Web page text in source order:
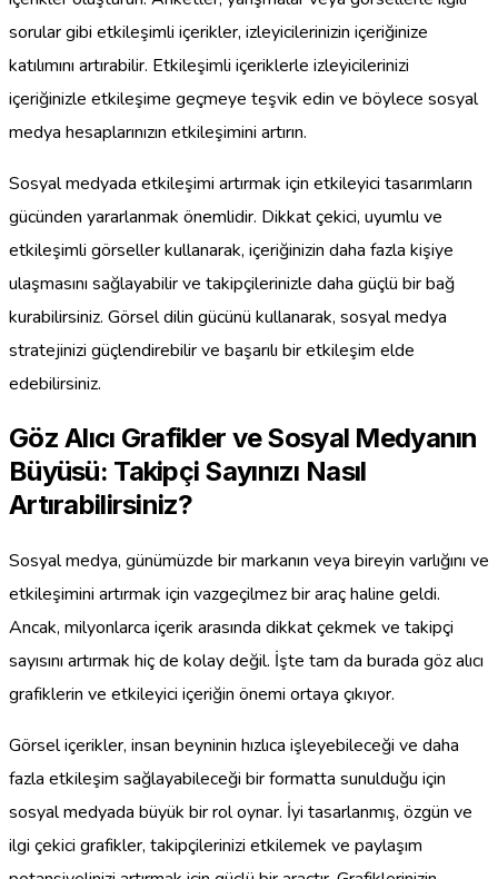
sorular gibi etkileşimli içerikler, izleyicilerinizin içeriğinize
katılımını artırabilir. Etkileşimli içeriklerle izleyicilerinizi
içeriğinizle etkileşime geçmeye teşvik edin ve böylece sosyal
medya hesaplarınızın etkileşimini artırın.
Sosyal medyada etkileşimi artırmak için etkileyici tasarımların
gücünden yararlanmak önemlidir. Dikkat çekici, uyumlu ve
etkileşimli görseller kullanarak, içeriğinizin daha fazla kişiye
ulaşmasını sağlayabilir ve takipçilerinizle daha güçlü bir bağ
kurabilirsiniz. Görsel dilin gücünü kullanarak, sosyal medya
stratejinizi güçlendirebilir ve başarılı bir etkileşim elde
edebilirsiniz.
Göz Alıcı Grafikler ve Sosyal Medyanın
Büyüsü: Takipçi Sayınızı Nasıl
Artırabilirsiniz?
Sosyal medya, günümüzde bir markanın veya bireyin varlığını ve
etkileşimini artırmak için vazgeçilmez bir araç haline geldi.
Ancak, milyonlarca içerik arasında dikkat çekmek ve takipçi
sayısını artırmak hiç de kolay değil. İşte tam da burada göz alıcı
grafiklerin ve etkileyici içeriğin önemi ortaya çıkıyor.
Görsel içerikler, insan beyninin hızlıca işleyebileceği ve daha
fazla etkileşim sağlayabileceği bir formatta sunulduğu için
sosyal medyada büyük bir rol oynar. İyi tasarlanmış, özgün ve
ilgi çekici grafikler, takipçilerinizi etkilemek ve paylaşım